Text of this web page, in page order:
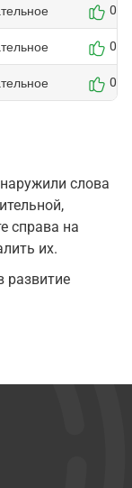
0
0
0
слова
справа на
их.
развитие